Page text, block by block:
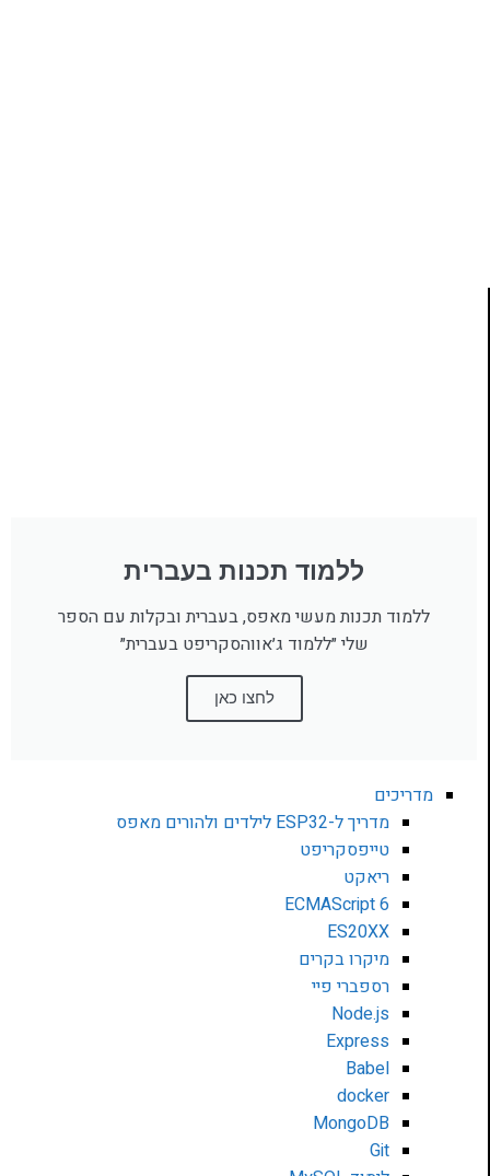
ללמוד תכנות בעברית
ללמוד תכנות מעשי מאפס, בעברית ובקלות עם הספר
שלי ״ללמוד ג׳אווהסקריפט בעברית״
לחצו כאן
מדריכים
מדריך ל-ESP32 לילדים ולהורים מאפס
טייפסקריפט
ריאקט
ECMAScript 6
ES20XX
מיקרו בקרים
רספברי פיי
Node.js
Express
Babel
docker
MongoDB
Git